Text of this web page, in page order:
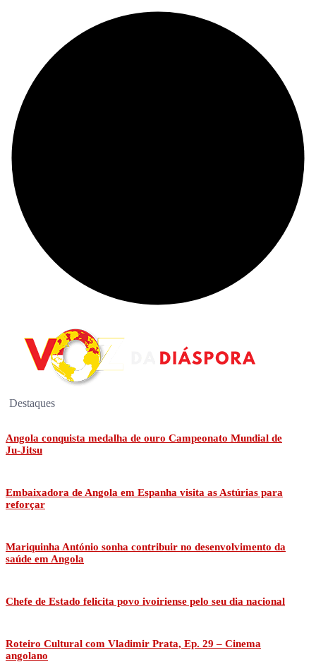
Destaques
Angola conquista medalha de ouro Campeonato Mundial de
Ju-Jitsu
Embaixadora de Angola em Espanha visita as Astúrias para
reforçar
Mariquinha António sonha contribuir no desenvolvimento da
saúde em Angola
Chefe de Estado felicita povo ivoiriense pelo seu dia nacional
Roteiro Cultural com Vladimir Prata, Ep. 29 – Cinema
angolano